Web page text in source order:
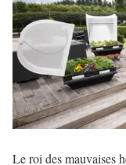
Le roi des mauvaises